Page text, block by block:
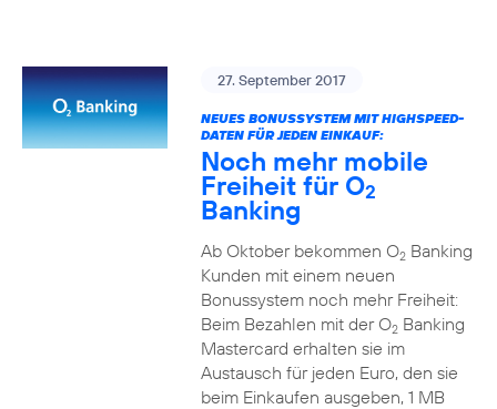
27. September 2017
NEUES BONUSSYSTEM MIT HIGHSPEED-
DATEN FÜR JEDEN EINKAUF:
Noch mehr mobile
Freiheit für O2
Banking
Ab Oktober bekommen O2Banking
Kunden mit einem neuen
Bonussystem noch mehr Freiheit:
Beim Bezahlen mit der O2Banking
Mastercard erhalten sie im
Austausch für jeden Euro, den sie
beim Einkaufen ausgeben, 1 MB